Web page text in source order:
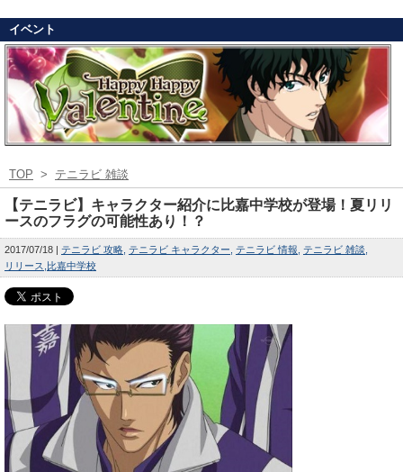
イベント
TOP > テニラビ 雑談
【テニラビ】キャラクター紹介に比嘉中学校が登場！夏リリ
ースのフラグの可能性あり！？
2017/07/18 テニラビ 攻略 テニラビ キャラクター テニラビ 情報 テニラビ 雑談
リリース 比嘉中学校